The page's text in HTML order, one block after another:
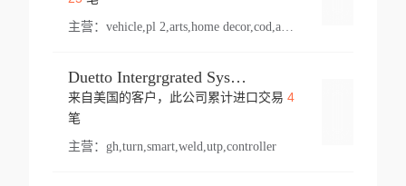
主营： vehicle,pl 2,arts,home decor,cod,amusement ride,sea
Duetto Intergrgrated Systems Inc.
来自美国的客户，此公司累计进口交易 4
笔
主营： gh,turn,smart,weld,utp,controller